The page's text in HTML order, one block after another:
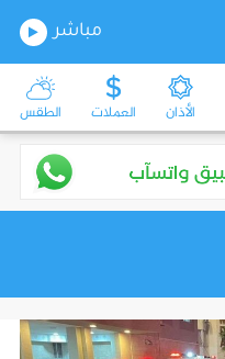
مباشر
الأذان العملات الطقس